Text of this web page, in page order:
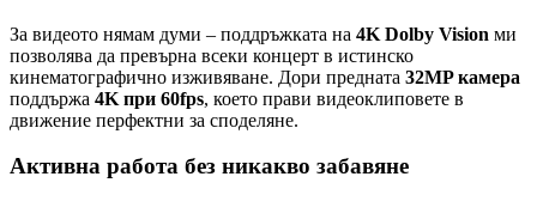
За видеото нямам думи – поддръжката на 4K Dolby Vision ми
позволява да превърна всеки концерт в истинско
кинематографично изживяване. Дори предната 32MP камера
поддържа 4K при 60fps, което прави видеоклиповете в
движение перфектни за споделяне.
​Активна работа без никакво забавяне